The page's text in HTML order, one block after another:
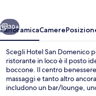
Avanti
30+
PanoramicaCamere
Scegli Hotel San Domenico
ristorante in loco è il posto
boccone. Il centro
massaggi e tanto altro
includono un bar/lounge,